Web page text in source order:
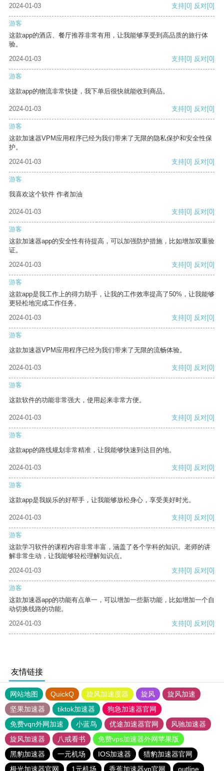
2024-01-03 支持[0] 反对[0]
游客
这款app的酒店、餐厅推荐非常有用，让我能够享受到高品质的旅行体
验。
2024-01-03
支持[0] 反对[0]
游客
这款app的物流非常快捷，我下单后很快就能收到商品。
2024-01-03 支持[0] 反对[0]
游客
这款加速器VPM应用程序已经为我们带来了无限的隐私保护和安全性保
护。
2024-01-03
支持[0] 反对[0]
游客
我喜欢这个软件 作者加油
2024-01-03 支持[0] 反对[0]
游客
这款加速器app的安全性有待提高，可以加强防护措施，比如增加双重验
证。
2024-01-03
支持[0] 反对[0]
游客
这款app是我工作上的得力助手，让我的工作效率提高了50%，让我能够
更轻松地完成工作任务。
2024-01-03
支持[0] 反对[0]
游客
这款加速器VPM应用程序已经为我们带来了无限的流畅体验。
2024-01-03 支持[0] 反对[0]
游客
这款软件的功能非常强大，使用起来非常方便。
2024-01-03 支持[0] 反对[0]
游客
这款app的路线规划非常精准，让我能够快速到达目的地。
2024-01-03 支持[0] 反对[0]
游客
这款app是我娱乐的好帮手，让我能够放松身心，享受美好时光。
2024-01-03 支持[0] 反对[0]
游客
这款学习软件的课程内容非常丰富，涵盖了各个学科的知识。老师的讲
解非常生动，让我能够轻松理解知识点。
2024-01-03
支持[0] 反对[0]
游客
这款加速器app的功能有点单一，可以增加一些新功能，比如增加一个自
动切换线路的功能。
2024-01-03
支持[0] 反对[0]
友情链接
网站地图 QuickQ 旋风加速度器 旋风
旋风加速
坚果加速器
tiktok加速器
狗急加速器官网
免费vqn外网加速
小蓝鸟 优途加速器官网
风驰加速器
旋风加速器
八戒看书
免费vps加速器外网苹果版
黑豹加速器
一元机场 IOS加速器
猎豹加速器官网
极光加速器官网
1元机场 香蕉加速器vp官网 outline